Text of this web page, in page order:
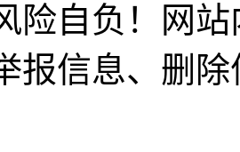
险自负！网
报信息、删